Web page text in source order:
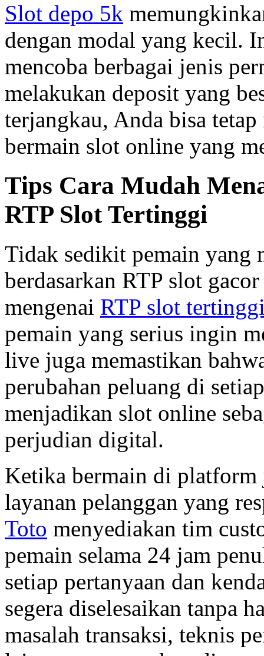
Slot depo 5k
dengan modal yang kecil.
mencoba berbagai jenis
melakukan deposit yang
terjangkau, Anda bisa tetap
bermain slot online yang
Tips Cara Mudah
RTP Slot Tertinggi
Tidak sedikit pemain yang
berdasarkan RTP slot
mengenai RTP slot
pemain yang serius ingin
live juga memastikan
perubahan peluang di
menjadikan slot online
perjudian digital.
Ketika bermain di
layanan pelanggan yang
Toto menyediakan tim
pemain selama 24 jam
setiap pertanyaan dan
segera diselesaikan tanpa
masalah transaksi, teknis